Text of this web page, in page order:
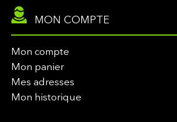
MON COMPTE
Mon compte
Mon panier
Mes adresses
Mon historique